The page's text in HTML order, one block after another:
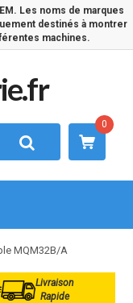
Les noms de marques
destinés à montrer
machines.
0
MQM32B/A
Livraison
Rapide